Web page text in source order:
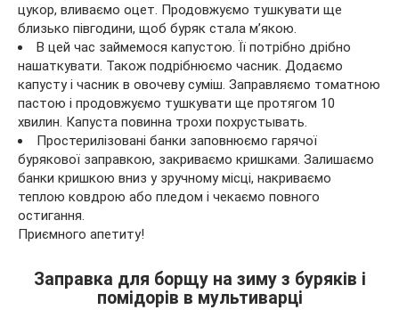
цукор, вливаємо оцет. Продовжуємо тушкувати ще
близько півгодини, щоб буряк стала м’якою.
В цей час займемося капустою. Її потрібно дрібно
нашаткувати. Також подрібнюємо часник. Додаємо
капусту і часник в овочеву суміш. Заправляємо томатною
пастою і продовжуємо тушкувати ще протягом 10
хвилин. Капуста повинна трохи похрустывать.
Простерилізовані банки заповнюємо гарячої
бурякової заправкою, закриваємо кришками. Залишаємо
банки кришкою вниз у зручному місці, накриваємо
теплою ковдрою або пледом і чекаємо повного
остигання.
Приємного апетиту!
Заправка для борщу на зиму з буряків і
помідорів в мультиварці